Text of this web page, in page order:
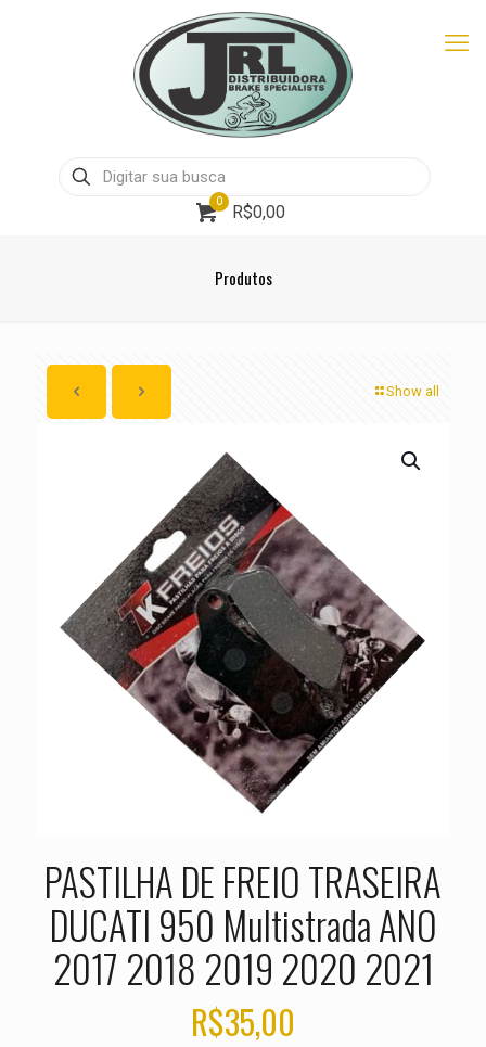
0
R$0,00
Produtos
Show all
PASTILHA DE FREIO TRASEIRA
DUCATI 950 Multistrada ANO
2017 2018 2019 2020 2021
R$35,00